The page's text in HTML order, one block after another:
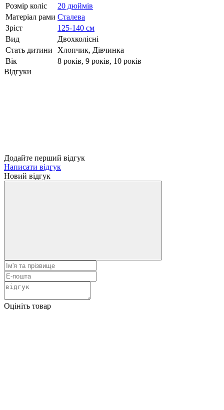
Розмір коліс
20 дюймів
Матеріал рами Сталева
Зріст
125-140 см
Вид
Двохколісні
Стать дитини
Хлопчик, Дівчинка
Вік
8 років, 9 років, 10 років
Відгуки
Додайте перший відгук
Написати відгук
Новий відгук
Оцініть товар